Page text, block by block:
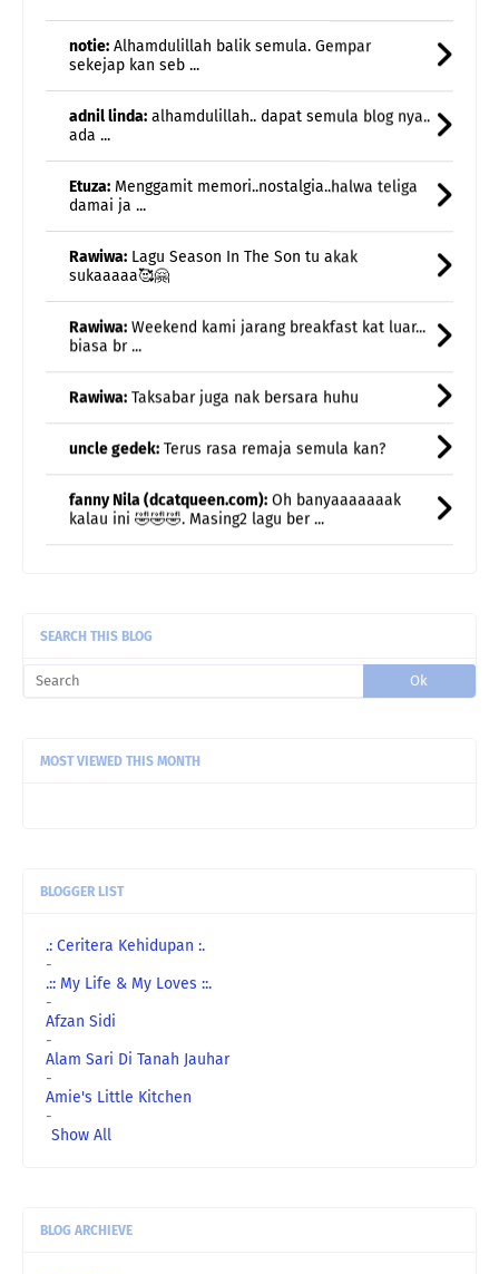
adnil linda:alhamdulillah.. dapat semula blog nya..
ada ...
Etuza:Menggamit memori..nostalgia..halwa teliga
damai ja ...
Rawiwa:Lagu Season In The Son tu akak
sukaaaaa🥰🤗
Rawiwa: Weekend kami jarang breakfast kat luar...
biasa br ...
Rawiwa: Taksabar juga nak bersara huhu
uncle gedek: Terus rasa remaja semula kan?
fanny Nila (dcatqueen.com):
Oh banyaaaaaaak
kalau ini 🤣🤣🤣. Masing2 lagu ber ...
fanny Nila (dcatqueen.com):Duuuuh saya rindu
makan mi Kolok 😍😍. Belum bisa2 ...
SEARCH THIS BLOG
MOST VIEWED THIS MONTH
BLOGGER LIST
.: Ceritera Kehidupan :.
-
.:: My Life & My Loves ::.
-
Afzan Sidi
-
Alam Sari Di Tanah Jauhar
-
Amie's Little Kitchen
-
Show All
BLOG ARCHIEVE